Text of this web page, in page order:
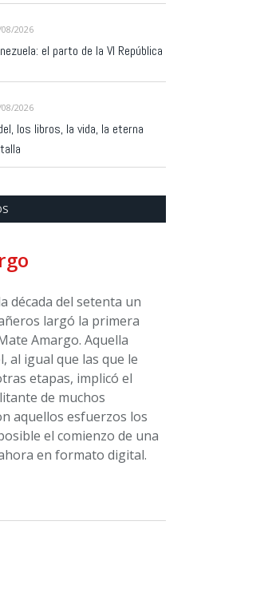
2026
el parto de la VI República
2026
los libros, la vida, la eterna
década del setenta un
largó la primera
Amargo. Aquella
al igual que las que le
etapas, implicó el
de muchos
aquellos esfuerzos los
el comienzo de una
en formato digital.